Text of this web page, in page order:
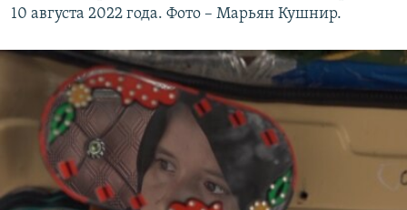
10 августа 2022 года. Фото – Марьян Кушнир.